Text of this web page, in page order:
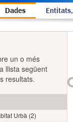
Dades
un o més
llista següent
resultats.
Urbà (2)